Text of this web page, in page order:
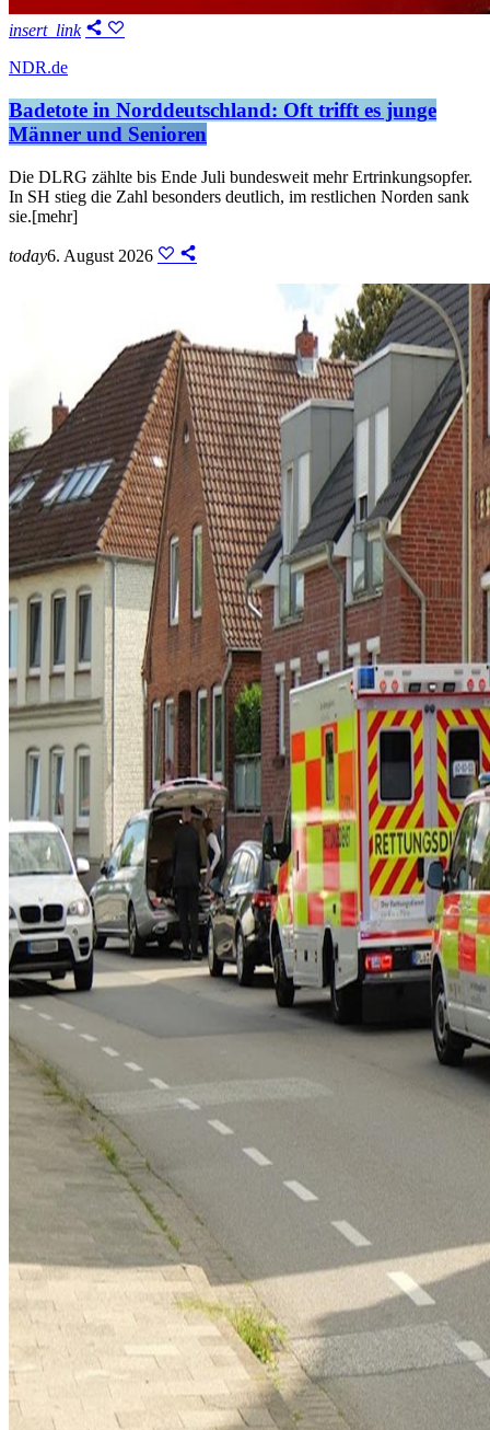
insert_link
NDR.de
Badetote in Norddeutschland: Oft trifft es junge
Männer und Senioren
Die DLRG zählte bis Ende Juli bundesweit mehr Ertrinkungsopfer.
In SH stieg die Zahl besonders deutlich, im restlichen Norden sank
sie.[mehr]
today6. August 2026